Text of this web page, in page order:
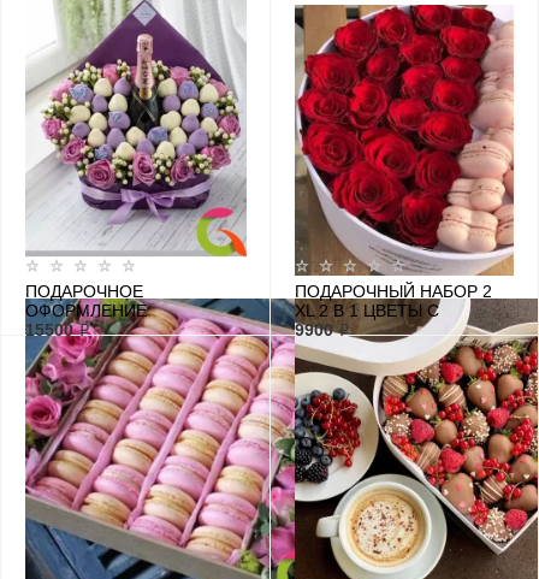
ПОДАРОЧНОЕ
ОФОРМЛЕНИЕ
ШАМПАНСКОГО С
КОРОБКОЙ И КЛУБНИКОЙ
В ШОКОЛАДЕ
"ОСЛЕПИТЕЛЬНОЕ
ТОРЖЕСТВО"
15500 ₽
ПОДАРОЧНЫЙ НАБОР 2
XL 2 В 1 ЦВЕТЫ С
МАКАРОНИ
9900 ₽